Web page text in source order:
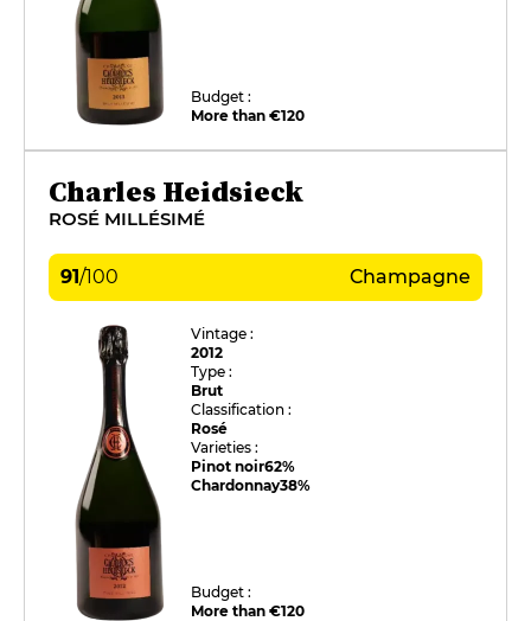
Budget :
More than €120
Charles Heidsieck
ROSÉ MILLÉSIMÉ
91/100 Champagne
Vintage :
2012
Type :
Brut
Classification :
Rosé
Varieties :
Pinot noir62%
Chardonnay38%
Budget :
More than €120